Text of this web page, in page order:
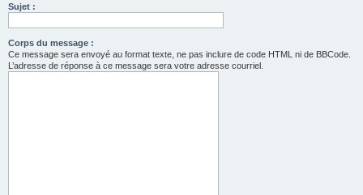
Sujet :
Corps du message :
Ce message sera envoyé au format texte, ne pas inclure de code HTML ni de BBCode.
L’adresse de réponse à ce message sera votre adresse courriel.